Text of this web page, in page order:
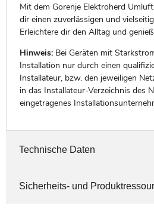
Mit dem Gorenje Elektroherd
dir einen zuverlässigen und
Erleichtere dir den Alltag und
Hinweis:Bei Geräten mit
Installation nur durch einen
Installateur, bzw. den jeweiligen
in das Installateur-Verzeichnis des
eingetragenes
Technische Daten
Sicherheits- und